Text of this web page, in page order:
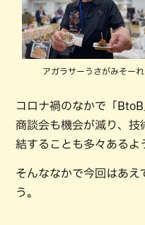
アガラサーうさがみそーれ
コロナ禍のなかで「
商談会も機会が減り、技
結することも多々あるよ
そんななかで今回はあえ
う。